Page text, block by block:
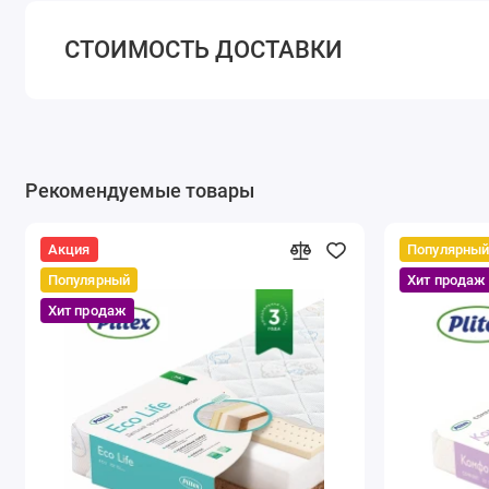
СТОИМОСТЬ ДОСТАВКИ
Рекомендуемые товары
Акция
Популярный
Хит продаж
Популярный
Хит продаж